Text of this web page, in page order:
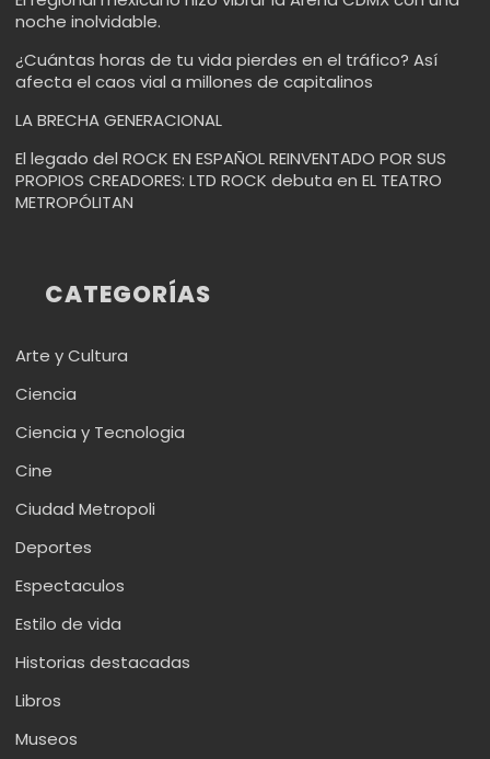
noche inolvidable.
¿Cuántas horas de tu vida pierdes en el tráfico? Así
afecta el caos vial a millones de capitalinos
LA BRECHA GENERACIONAL
El legado del ROCK EN ESPAÑOL REINVENTADO POR SUS
PROPIOS CREADORES: LTD ROCK debuta en EL TEATRO
METROPÓLITAN
CATEGORÍAS
Arte y Cultura
Ciencia
Ciencia y Tecnologia
Cine
Ciudad Metropoli
Deportes
Espectaculos
Estilo de vida
Historias destacadas
Libros
Museos